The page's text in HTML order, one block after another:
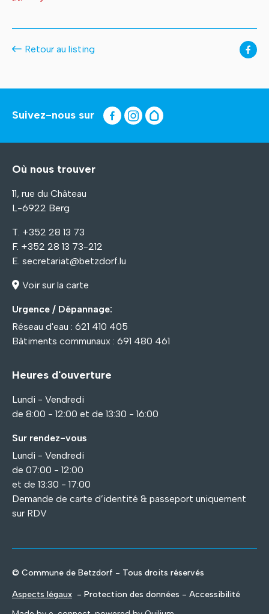
Retour au listing
Suivez-nous sur
Où nous trouver
11, rue du Château
L-6922 Berg
T. +352 28 13 73
F. +352 28 13 73-212
E. secretariat@betzdorf.lu
Voir sur la carte
Urgence / Dépannage:
Réseau d'eau : 621 410 405
Bâtiments communaux : 691 480 461
Heures d'ouverture
Lundi - Vendredi
de 8:00 - 12:00 et de 13:30 - 16:00
Sur rendez-vous
Lundi - Vendredi
de 07:00 - 12:00
et de 13:30 - 17:00
Demande de carte d’identité & passeport uniquement
sur RDV
© Commune de Betzdorf - Tous droits réservés
Aspects légaux - Protection des données - Accessibilité